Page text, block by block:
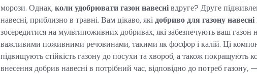
морози. Однак,коли удобрювати газон навеснівдруге? Друге
навесні, приблизно в травні. Вам цікаво, якідобриво для газону навесні
зосередитися на мультипоживних добривах, які забезпечують ваш газон
важливими поживними речовинами, такими як фосфор і калій. Ці
підвищують стійкість газону до посухи та хвороб, а також покращують
внесення добрив навесні в потрібний час, відповідно до потреб газону,